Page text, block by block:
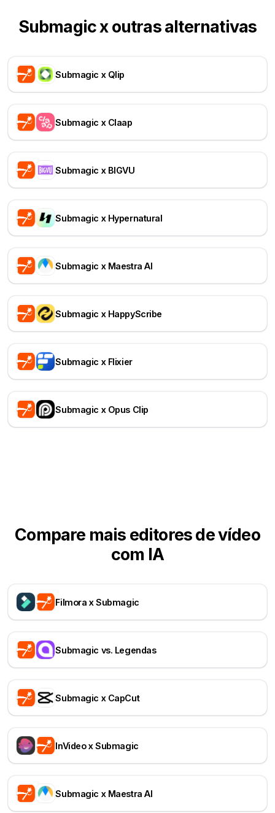
Submagic x outras alternativas
Submagic x Qlip
Submagic x Claap
Submagic x BIGVU
Submagic x Hypernatural
Submagic x Maestra AI
Submagic x HappyScribe
Submagic x Flixier
Submagic x Opus Clip
Compare mais editores de vídeo
com IA
Filmora x Submagic
Submagic vs. Legendas
Submagic x CapCut
InVideo x Submagic
Submagic x Maestra AI